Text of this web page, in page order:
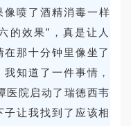
喷了酒精消毒一样
的效果”，真是让人
那十分钟里像坐了
知道了一件事情，
医院启动了瑞德西韦
让我找到了应该相